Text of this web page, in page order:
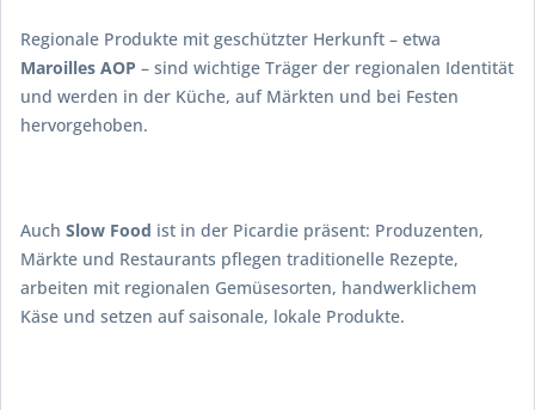
Regionale Produkte mit geschützter Herkunft – etwa
Maroilles AOP – sind wichtige Träger der regionalen Identität
und werden in der Küche, auf Märkten und bei Festen
hervorgehoben.
Auch Slow Food ist in der Picardie präsent: Produzenten,
Märkte und Restaurants pflegen traditionelle Rezepte,
arbeiten mit regionalen Gemüsesorten, handwerklichem
Käse und setzen auf saisonale, lokale Produkte.